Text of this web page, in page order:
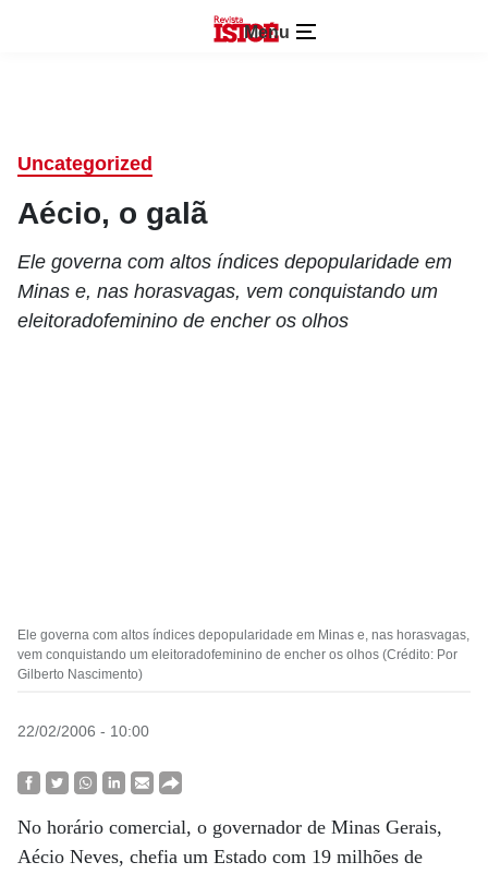
Menu
Uncategorized
Aécio, o galã
Ele governa com altos índices depopularidade em
Minas e, nas horasvagas, vem conquistando um
eleitoradofeminino de encher os olhos
Ele governa com altos índices depopularidade em Minas e, nas horasvagas,
vem conquistando um eleitoradofeminino de encher os olhos (Crédito: Por
Gilberto Nascimento)
22/02/2006 - 10:00
No horário comercial, o governador de Minas Gerais,
Aécio Neves, chefia um Estado com 19 milhões de